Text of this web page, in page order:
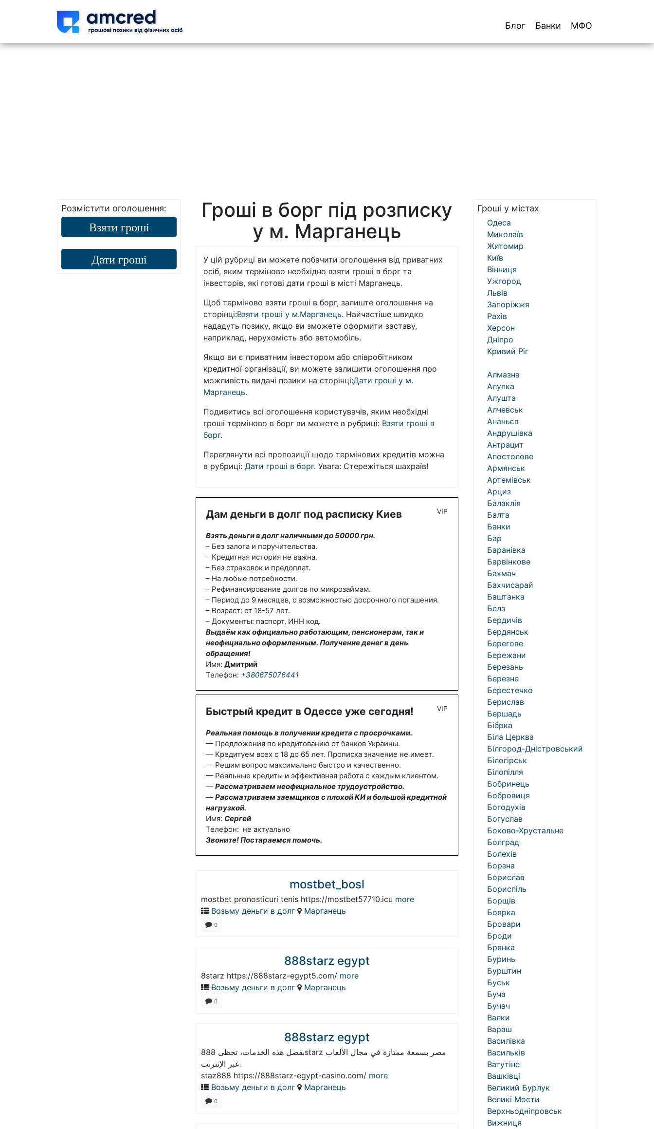
МФО
Банки
Блог
Розмістити оголошення:
Взяти гроші
Дати гроші
Гроші в борг під розписку
у м. Марганець
У цій рубриці ви можете побачити оголошення від приватних
осіб, яким терміново необхідно взяти гроші в борг та
інвесторів, які готові дати гроші в місті Марганець.
Щоб терміново взяти гроші в борг, залиште оголошення на
сторінці:Взяти гроші у м.Марганець. Найчастіше швидко
нададуть позику, якщо ви зможете оформити заставу,
наприклад, нерухомість або автомобіль.
Якщо ви є приватним інвестором або співробітником
кредитної організації, ви можете залишити оголошення про
можливість видачі позики на сторінці:Дати гроші у м.
Марганець.
Подивитись всі оголошення користувачів, яким необхідні
гроші терміново в борг ви можете в рубриці: Взяти гроші в
борг.
Переглянути всі пропозиції щодо термінових кредитів можна
в рубриці: Дати гроші в борг. Увага: Стережіться шахраїв!
Дам деньги в долг под расписку Киев
Взять деньги в долг наличными до 50000 грн.
– Без залога и поручительства.
– Кредитная история не важна.
– Без страховок и предоплат.
– На любые потребности.
– Рефинансирование долгов по микрозаймам.
– Период до 9 месяцев, с возможностью досрочного погашения.
– Возраст: от 18-57 лет.
– Документы: паспорт, ИНН код.
Выдаём как официально работающим, пенсионерам, так и
неофициально оформленным. Получение денег в день
обращения!
Имя: Дмитрий
Телефон: +380675076441
VIP
Быстрый кредит в Одессе уже сегодня!
Реальная помощь в получении кредита с просрочками.
— Предложения по кредитованию от банков Украины.
— Кредитуем всех с 18 до 65 лет. Прописка значение не имеет.
— Решим вопрос максимально быстро и качественно.
— Реальные кредиты и эффективная работа с каждым клиентом.
— Рассматриваем неофициальное трудоустройство.
— Рассматриваем заемщиков с плохой КИ и большой кредитной
нагрузкой.
Имя: Сергей
Телефон: не актуально
Звоните! Постараемся помочь.
VIP
mostbet_bosl
mostbet pronosticuri tenis https://mostbet57710.icu more
Возьму деньги в долг
Марганець
0
888starz egypt
8starz https://888starz-egypt5.com/ more
Возьму деньги в долг
Марганець
0
888starz egypt
بفضل هذه الخدمات، تحظى 888starz مصر بسمعة ممتازة في مجال الألعاب
عبر الإنترنت.
staz888 https://888starz-egypt-casino.com/ more
Возьму деньги в долг
Марганець
0
Гроші у містах
Одеса
Миколаїв
Житомир
Київ
Вінниця
Ужгород
Львів
Запоріжжя
Рахів
Херсон
Дніпро
Кривий Ріг
Алмазна
Алупка
Алушта
Алчевськ
Ананьєв
Андрушівка
Антрацит
Апостолове
Армянськ
Артемівськ
Арциз
Балаклія
Балта
Банки
Бар
Баранівка
Барвінкове
Бахмач
Бахчисарай
Баштанка
Белз
Бердичів
Бердянськ
Берегове
Бережани
Березань
Березне
Берестечко
Берислав
Бершадь
Бібрка
Біла Церква
Білгород-Дністровський
Білогірськ
Білопілля
Бобринець
Бобровиця
Богодухів
Богуслав
Боково-Хрустальне
Болград
Болехів
Борзна
Борислав
Бориспіль
Борщів
Боярка
Бровари
Броди
Брянка
Буринь
Бурштин
Буськ
Буча
Бучач
Валки
Вараш
Василівка
Васильків
Ватутіне
Вашківці
Великий Бурлук
Великі Мости
Верхньодніпровськ
Вижниця